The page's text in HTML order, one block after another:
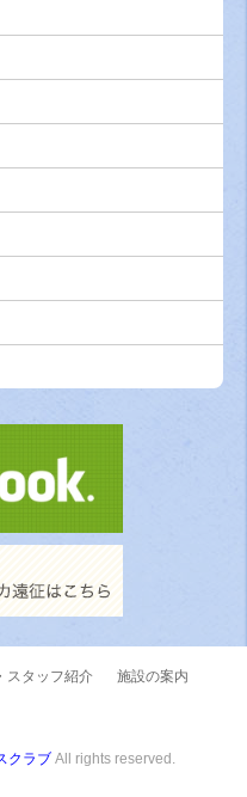
スタッフ紹介
施設の案内
クラブ All rights reserved.